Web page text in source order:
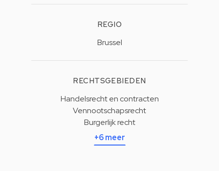
REGIO
Brussel
RECHTSGEBIEDEN
Handelsrecht en contracten
Vennootschapsrecht
Burgerlijk recht
+6 meer